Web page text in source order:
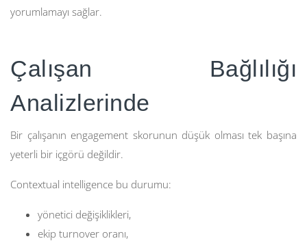
yorumlamayı sağlar.
Çalışan Bağlılığı
Analizlerinde
Bir çalışanın engagement skorunun düşük olması tek başına
yeterli bir içgörü değildir.
Contextual intelligence bu durumu:
yönetici değişiklikleri,
ekip turnover oranı,